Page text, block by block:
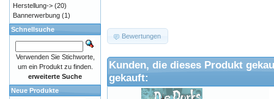
Bewertungen
Kunden, die dieses Produkt
gekauft:
Herstellung-> (20)
Bannerwerbung (1)
Schnellsuche
Verwenden Sie Stichworte,
um ein Produkt zu finden.
erweiterte Suche
Neue Produkte